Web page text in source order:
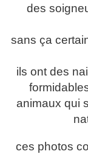
des
sans ça
ils ont des
animaux qui
ces photos